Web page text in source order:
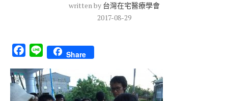
written by 台灣在宅醫療學會
2017-08-29
Facebook
Line Share